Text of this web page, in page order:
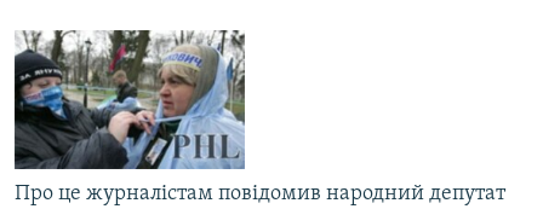
СПЕЦПРОЄКТИ
ПОДКАСТИ
КРИМ РЕАЛІЇ
РУС
Про це журналістам повідомив народний депутат